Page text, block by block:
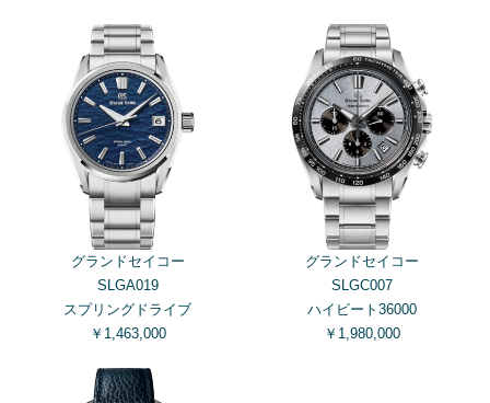
グランドセイコー
SLGA019
スプリングドライブ
￥1,463,000
グランドセイコー
SLGC007
ハイビート36000
￥1,980,000